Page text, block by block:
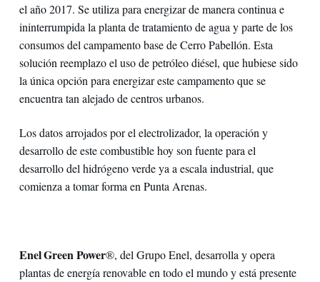
el año 2017. Se utiliza para energizar de manera continua e
ininterrumpida la planta de tratamiento de agua y parte de los
consumos del campamento base de Cerro Pabellón. Esta
solución reemplazo el uso de petróleo diésel, que hubiese sido
la única opción para energizar este campamento que se
encuentra tan alejado de centros urbanos.
Los datos arrojados por el electrolizador, la operación y
desarrollo de este combustible hoy son fuente para el
desarrollo del hidrógeno verde ya a escala industrial, que
comienza a tomar forma en Punta Arenas.
Enel Green Power®, del Grupo Enel, desarrolla y opera
plantas de energía renovable en todo el mundo y está presente